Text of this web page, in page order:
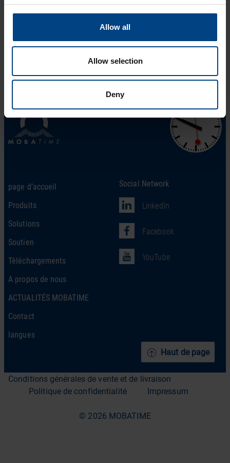
Allow all
Allow selection
Deny
entretenus de manière centralisée via le réseau.
Le concept DTS, avec la possibilité d’utiliser les dispositifs
DTS en combinaison ou individuellement, permet une
solution flexible et rentable pour différentes applications.
Haut de page
page d’accueil
Produits
Solutions
Soutien
Téléchargements
A propos de nous
ACTUALITÉS MOBATIME
Contact
langues
Social Network
LinkedIn
Facebook
YouTube
Conditions générales de vente et de livraison
Politique de confidentialité
Impressum
© 2026 MOBATIME